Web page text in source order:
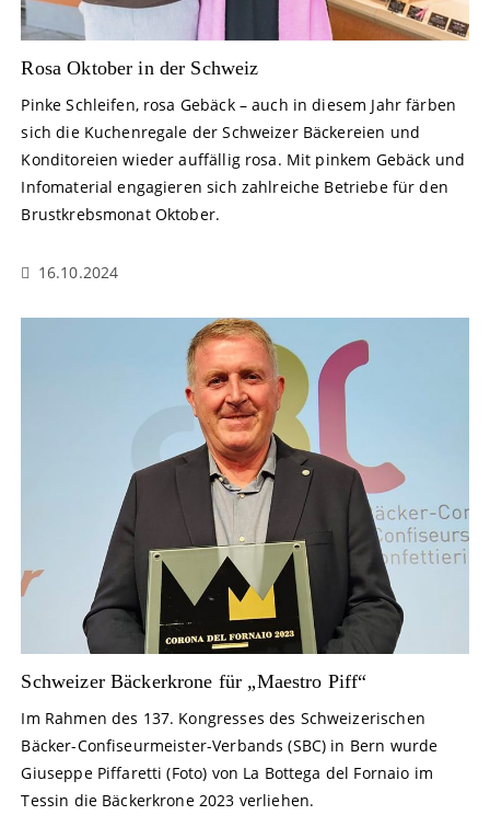
Rosa Oktober in der Schweiz
Pinke Schleifen, rosa Gebäck – auch in diesem Jahr färben
sich die Kuchenregale der Schweizer Bäckereien und
Konditoreien wieder auffällig rosa. Mit pinkem Gebäck und
Infomaterial engagieren sich zahlreiche Betriebe für den
Brustkrebsmonat Oktober.
16.10.2024
Schweizer Bäckerkrone für „Maestro Piff“
Im Rahmen des 137. Kongresses des Schweizerischen
Bäcker-Confiseurmeister-Verbands (SBC) in Bern wurde
Giuseppe Piffaretti (Foto) von La Bottega del Fornaio im
Tessin die Bäckerkrone 2023 verliehen.